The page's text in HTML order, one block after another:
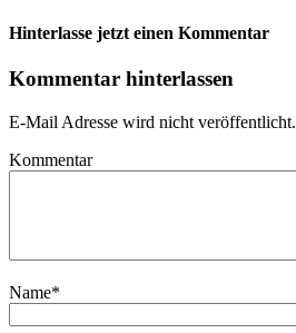
Hinterlasse jetzt einen Kommentar
Kommentar hinterlassen
E-Mail Adresse wird nicht veröffentlicht.
Kommentar
Name*